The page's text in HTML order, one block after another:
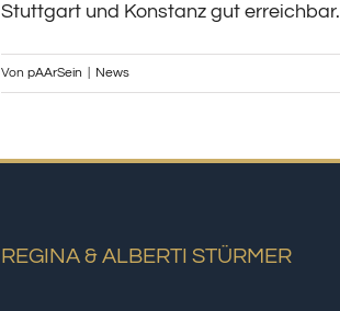
Stuttgart und Konstanz gut erreichbar.
Von pAArSein News
REGINA & ALBERTI STÜRMER